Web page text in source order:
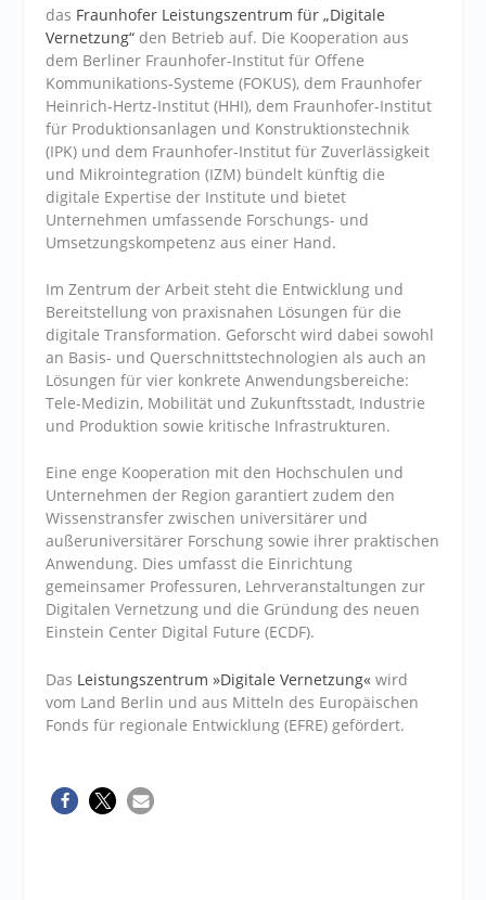
das Fraunhofer Leistungszentrum für „Digitale
Vernetzung“ den Betrieb auf. Die Kooperation aus
dem Berliner Fraunhofer-Institut für Offene
Kommunikations-Systeme (FOKUS), dem Fraunhofer
Heinrich-Hertz-Institut (HHI), dem Fraunhofer-Institut
für Produktionsanlagen und Konstruktionstechnik
(IPK) und dem Fraunhofer-Institut für Zuverlässigkeit
und Mikrointegration (IZM) bündelt künftig die
digitale Expertise der Institute und bietet
Unternehmen umfassende Forschungs- und
Umsetzungskompetenz aus einer Hand.
Im Zentrum der Arbeit steht die Entwicklung und
Bereitstellung von praxisnahen Lösungen für die
digitale Transformation. Geforscht wird dabei sowohl
an Basis- und Querschnittstechnologien als auch an
Lösungen für vier konkrete Anwendungsbereiche:
Tele-Medizin, Mobilität und Zukunftsstadt, Industrie
und Produktion sowie kritische Infrastrukturen.
Eine enge Kooperation mit den Hochschulen und
Unternehmen der Region garantiert zudem den
Wissenstransfer zwischen universitärer und
außeruniversitärer Forschung sowie ihrer praktischen
Anwendung. Dies umfasst die Einrichtung
gemeinsamer Professuren, Lehrveranstaltungen zur
Digitalen Vernetzung und die Gründung des neuen
Einstein Center Digital Future (ECDF).
Das Leistungszentrum »Digitale Vernetzung« wird
vom Land Berlin und aus Mitteln des Europäischen
Fonds für regionale Entwicklung (EFRE) gefördert.